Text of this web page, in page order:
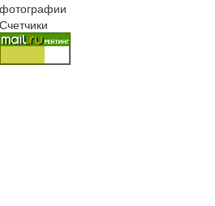
фотографии
Счетчики